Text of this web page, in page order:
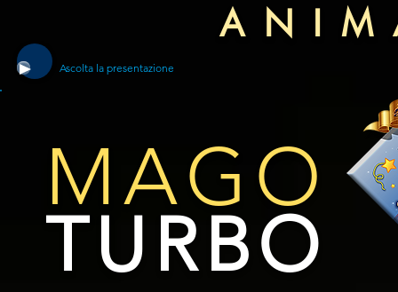
MAGO
TURBO
Ascolta la presentazione